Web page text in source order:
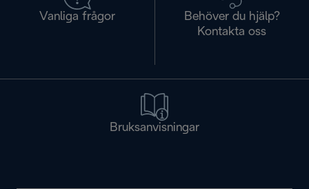
Vanliga frågor
Behöver du hjälp?
Kontakta oss
Bruksanvisningar